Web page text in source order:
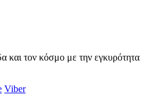
και τον κόσμο με την εγκυρότητα
Viber